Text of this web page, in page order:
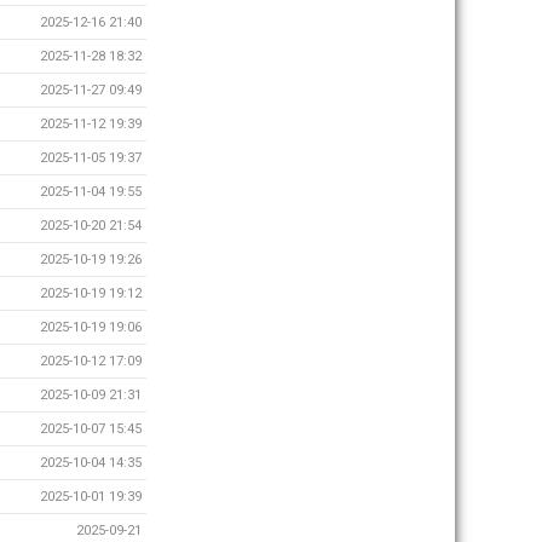
2025-12-16 21:40
2025-11-28 18:32
2025-11-27 09:49
2025-11-12 19:39
2025-11-05 19:37
2025-11-04 19:55
2025-10-20 21:54
2025-10-19 19:26
2025-10-19 19:12
2025-10-19 19:06
2025-10-12 17:09
2025-10-09 21:31
2025-10-07 15:45
2025-10-04 14:35
2025-10-01 19:39
2025-09-21